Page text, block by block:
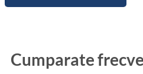
Cumparate